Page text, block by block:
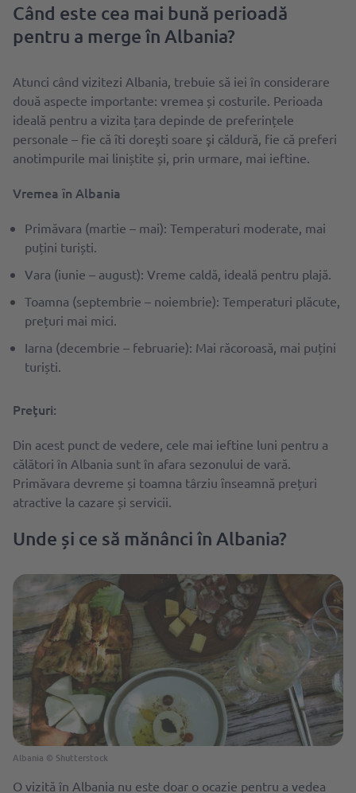
Când este cea mai bună perioadă
pentru a merge în Albania?
Atunci când vizitezi Albania, trebuie să iei în considerare
două aspecte importante: vremea și costurile. Perioada
ideală pentru a vizita țara depinde de preferințele
personale – fie că ȋti doreşti soare şi căldură, fie că preferi
anotimpurile mai liniștite și, prin urmare, mai ieftine.
Vremea ȋn Albania
Primăvara (martie – mai): Temperaturi moderate, mai
puțini turiști.
Vara (iunie – august): Vreme caldă, ideală pentru plajă.
Toamna (septembrie – noiembrie): Temperaturi plăcute,
prețuri mai mici.
Iarna (decembrie – februarie): Mai răcoroasă, mai puțini
turiști.
Preţuri:
Din acest punct de vedere, cele mai ieftine luni pentru a
călători în Albania sunt în afara sezonului de vară.
Primăvara devreme și toamna târziu ȋnseamnă prețuri
atractive la cazare și servicii.
Unde și ce să mănânci în Albania?
Albania © Shutterstock
O vizită în Albania nu este doar o ocazie pentru a vedea